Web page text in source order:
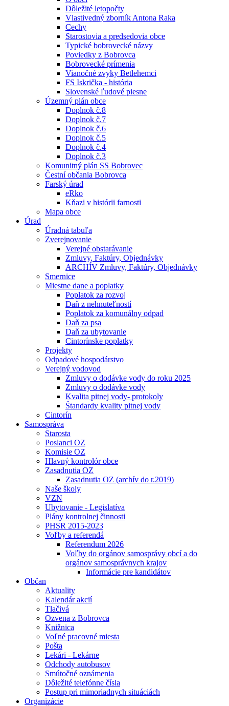
Dôležité letopočty
Vlastivedný zborník Antona Raka
Cechy
Starostovia a predsedovia obce
Typické bobrovecké názvy
Poviedky z Bobrovca
Bobrovecké prímenia
Vianočné zvyky Betlehemci
FS Iskrička - história
Slovenské ľudové piesne
Územný plán obce
Doplnok č.8
Doplnok č.7
Doplnok č.6
Doplnok č.5
Doplnok č.4
Doplnok č.3
Komunitný plán SS Bobrovec
Čestní občania Bobrovca
Farský úrad
eRko
Kňazi v histórii farnosti
Mapa obce
Úrad
Úradná tabuľa
Zverejnovanie
Verejné obstarávanie
Zmluvy, Faktúry, Objednávky
ARCHÍV Zmluvy, Faktúry, Objednávky
Smernice
Miestne dane a poplatky
Poplatok za rozvoj
Daň z nehnuteľností
Poplatok za komunálny odpad
Daň za psa
Daň za ubytovanie
Cintorínske poplatky
Projekty
Odpadové hospodárstvo
Verejný vodovod
Zmluvy o dodávke vody do roku 2025
Zmluvy o dodávke vody
Kvalita pitnej vody- protokoly
Štandardy kvality pitnej vody
Cintorín
Samospráva
Starosta
Poslanci OZ
Komisie OZ
Hlavný kontrolór obce
Zasadnutia OZ
Zasadnutia OZ (archív do r.2019)
Naše školy
VZN
Ubytovanie - Legislatíva
Plány kontrolnej činnosti
PHSR 2015-2023
Voľby a referendá
Referendum 2026
Voľby do orgánov samosprávy obcí a do
orgánov samosprávnych krajov
Informácie pre kandidátov
Občan
Aktuality
Kalendár akcií
Tlačivá
Ozvena z Bobrovca
Knižnica
Voľné pracovné miesta
Pošta
Lekári - Lekárne
Odchody autobusov
Smútočné oznámenia
Dôležité telefónne čísla
Postup pri mimoriadnych situáciách
Organizácie